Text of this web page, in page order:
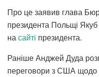
Про це заявив глава
президента Польщі
насайті президента.
Раніше Анджей Дуда
переговори з США щодо